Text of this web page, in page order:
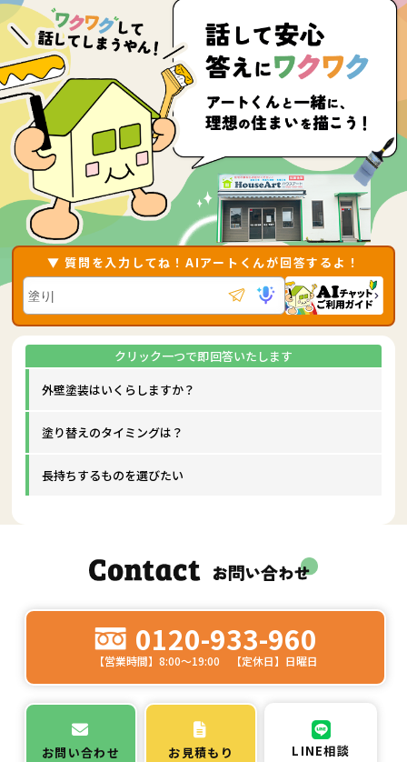
▼ 質問を入力してね！AIアートくんが回答するよ！
外壁塗装はいくらしますか？
塗り替えのタイミングは？
長持ちするものを選びたい
0120-933-960
【営業時間】8:00～19:00 【定休日】日曜日
お問い合わせ お見積もり LINE相談